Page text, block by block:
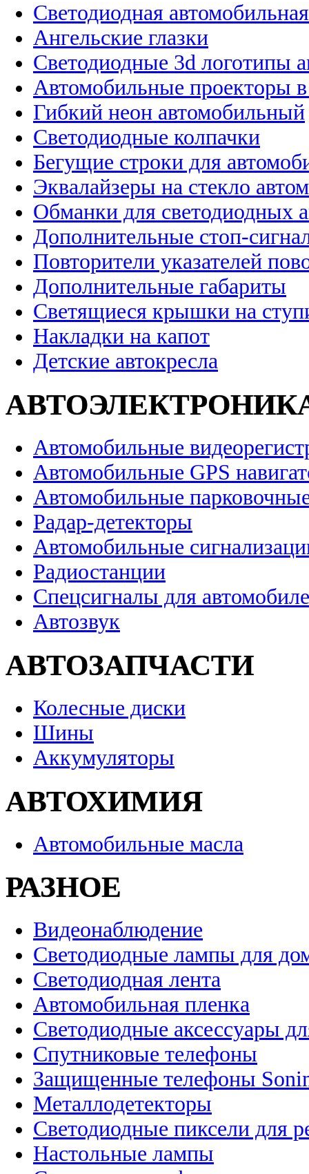
Светодиодная
Ангельские глазки
Светодиодные 3d логотипы
Автомобильные проекторы
Гибкий неон автомобильный
Светодиодные колпачки
Бегущие строки для
Эквалайзеры на стекло
Обманки для светодиодных
Дополнительные стоп-
Повторители указателей
Дополнительные габариты
Светящиеся крышки на
Накладки на капот
Детские автокресла
Автомобильные
Автомобильные GPS
Автомобильные
Радар-детекторы
Автомобильные
Радиостанции
Спецсигналы для
Автозвук
АВТОЗАПЧАСТИ
Колесные диски
Шины
Аккумуляторы
АВТОХИМИЯ
Автомобильные масла
РАЗНОЕ
Видеонаблюдение
Светодиодные лампы для
Светодиодная лента
Автомобильная пленка
Светодиодные аксессуары
Спутниковые телефоны
Защищенные телефоны
Металлодетекторы
Светодиодные пиксели для
Настольные лампы